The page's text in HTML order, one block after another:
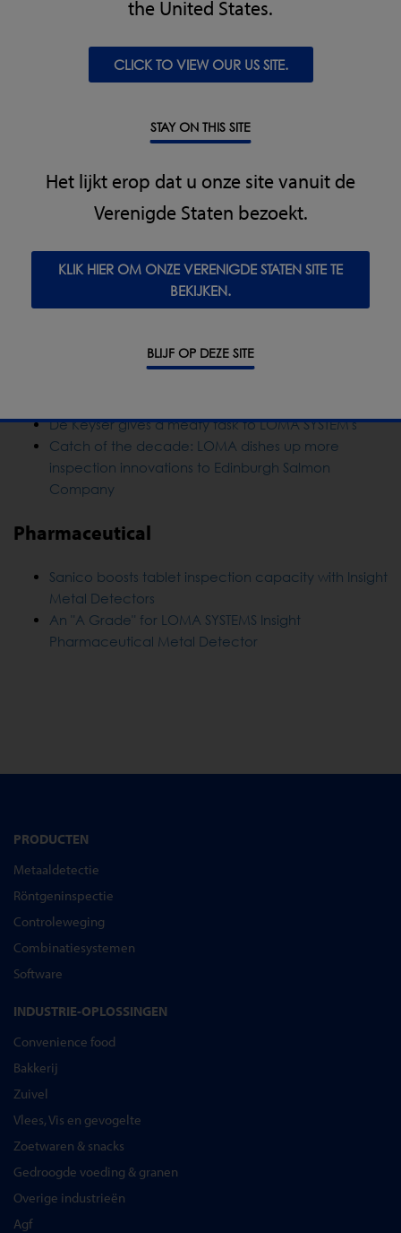
the United States.
CLICK TO VIEW OUR US SITE.
STAY ON THIS SITE
Het lijkt erop dat u onze site vanuit de
Verenigde Staten bezoekt.
KLIK HIER OM ONZE VERENIGDE STATEN SITE TE
BEKIJKEN.
BLIJF OP DEZE SITE
the food industry
Fruit, Vegetables & Nuts
reputation
LOMA protects Thanet Earth
Meat, Fish & Poultry
Bertolino Foods scales up with confidence using
Streamlining operations in poultry processing
De Keyser gives a meaty task to LOMA SYSTEM's
Catch of the decade: LOMA dishes up more
inspection innovations to Edinburgh Salmon
Company
Pharmaceutical
Sanico boosts tablet inspection capacity with Insight
Metal Detectors
An "A Grade" for LOMA SYSTEMS Insight
Pharmaceutical Metal Detector
PRODUCTEN
Metaaldetectie
Röntgeninspectie
Controleweging
Combinatiesystemen
Software
INDUSTRIE-OPLOSSINGEN
Convenience food
Bakkerij
Zuivel
Vlees, Vis en gevogelte
Zoetwaren & snacks
Gedroogde voeding & granen
Overige industrieën
Agf